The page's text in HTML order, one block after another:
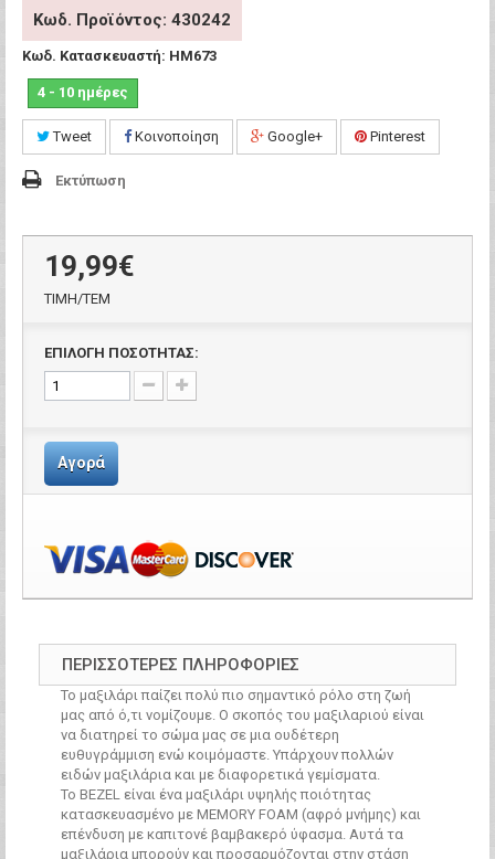
Κωδ. Προϊόντος: 430242
Κωδ. Κατασκευαστή: HM673
4 - 10 ημέρες
Tweet Κοινοποίηση Google+ Pinterest
Εκτύπωση
19,99€
ΤΙΜH/ΤΕΜ
ΕΠΙΛΟΓΗ ΠΟΣΟΤΗΤΑΣ:
Αγορά
ΠΕΡΙΣΣΌΤΕΡΕΣ ΠΛΗΡΟΦΟΡΊΕΣ
Το μαξιλάρι παίζει πολύ πιο σημαντικό ρόλο στη ζωή
μας από ό,τι νομίζουμε. Ο σκοπός του μαξιλαριού είναι
να διατηρεί το σώμα μας σε μια ουδέτερη
ευθυγράμμιση ενώ κοιμόμαστε. Υπάρχουν πολλών
ειδών μαξιλάρια και με διαφορετικά γεμίσματα.
Το BEZEL είναι ένα μαξιλάρι υψηλής ποιότητας
κατασκευασμένο με MEMORY FOAM (αφρό μνήμης) και
επένδυση με καπιτονέ βαμβακερό ύφασμα. Αυτά τα
μαξιλάρια μπορούν και προσαρμόζονται στην στάση